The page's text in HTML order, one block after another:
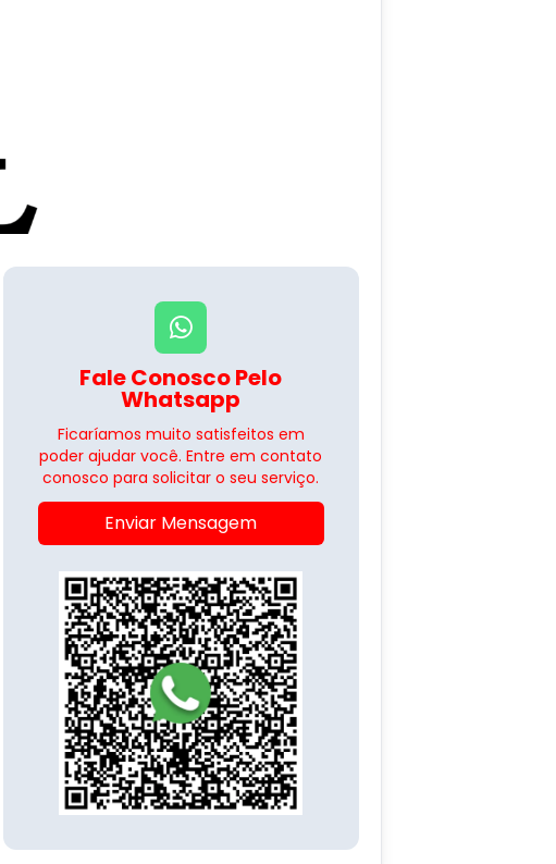
Fale Conosco Pelo
Whatsapp
Ficaríamos muito satisfeitos em
poder ajudar você. Entre em contato
conosco para solicitar o seu serviço.
Enviar Mensagem